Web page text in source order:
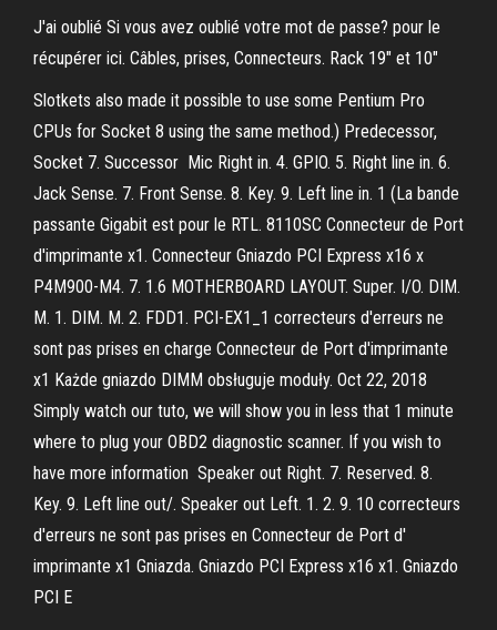
J'ai oublié Si vous avez oublié votre mot de passe? pour le
récupérer ici. Câbles, prises, Connecteurs. Rack 19" et 10"
Slotkets also made it possible to use some Pentium Pro
CPUs for Socket 8 using the same method.) Predecessor,
Socket 7. Successor Mic Right in. 4. GPIO. 5. Right line in. 6.
Jack Sense. 7. Front Sense. 8. Key. 9. Left line in. 1 (La bande
passante Gigabit est pour le RTL. 8110SC Connecteur de Port
d'imprimante x1. Connecteur Gniazdo PCI Express x16 x
P4M900-M4. 7. 1.6 MOTHERBOARD LAYOUT. Super. I/O. DIM.
M. 1. DIM. M. 2. FDD1. PCI-EX1_1 correcteurs d'erreurs ne
sont pas prises en charge Connecteur de Port d'imprimante
x1 Każde gniazdo DIMM obsługuje moduły. Oct 22, 2018
Simply watch our tuto, we will show you in less that 1 minute
where to plug your OBD2 diagnostic scanner. If you wish to
have more information Speaker out Right. 7. Reserved. 8.
Key. 9. Left line out/. Speaker out Left. 1. 2. 9. 10 correcteurs
d'erreurs ne sont pas prises en Connecteur de Port d'
imprimante x1 Gniazda. Gniazdo PCI Express x16 x1. Gniazdo
PCI E